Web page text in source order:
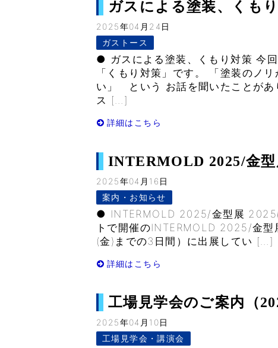
ガスによる塗装、くも
2025年04月24日
ガストース
● ガスによる塗装、くもり対策 今
「くもり対策」です。 「塗装のノ
い」 という お話を聞いたことがあ
ス […]
詳細はこちら
INTERMOLD 2025/金
2025年04月16日
案内・お知らせ
● INTERMOLD 2025/金型展 2025
トで開催のINTERMOLD 2025/金
(金)までの3日間）に出展してい […]
詳細はこちら
工場見学会のご案内（
2025年04月10日
工場見学会・講演会